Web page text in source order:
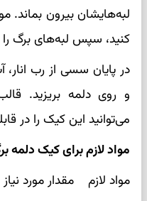
لبه‌هایشان بیرون بماند.
کنید، سپس لبه‌های برگ را
در پایان سسی از رب انار،
و روی دلمه بریزید.
می‌توانید این کیک را در
مواد لازم برای کیک دلمه برگ
مواد لازم مقدار مورد نیاز